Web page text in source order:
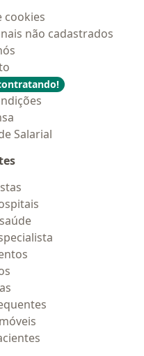
cookies
não cadastrados
Salarial